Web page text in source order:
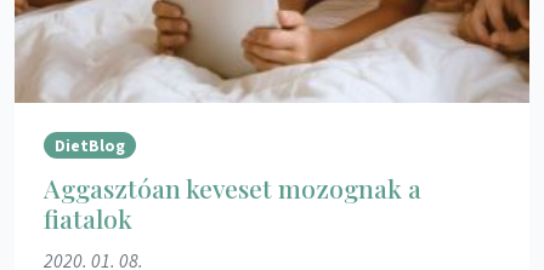
DietBlog
Aggasztóan keveset mozognak a
fiatalok
2020. 01. 08.